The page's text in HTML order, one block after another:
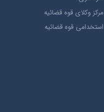
مرکز وکلای قوه قضائیه
استخدامی قوه قضائیه